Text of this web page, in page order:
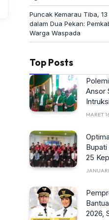
Puncak Kemarau Tiba,
dalam Dua Pekan:
Warga Waspada
Top Posts
Ansor
MARET
25
2026,